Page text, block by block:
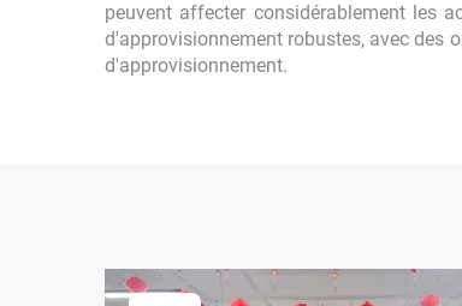
peuvent affecter considérablement les
d'approvisionnement robustes, avec des
d'approvisionnement.